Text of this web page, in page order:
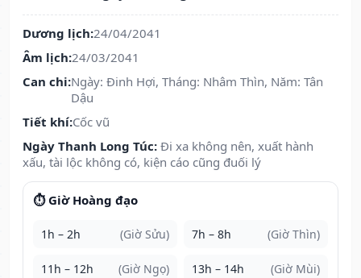
Dương lịch:24/04/2041
Âm lịch:24/03/2041
Can chi:Ngày: Đinh Hợi, Tháng: Nhâm Thìn, Năm: Tân
Dậu
Tiết khí:Cốc vũ
Ngày Thanh Long Túc: Đi xa không nên, xuất hành
xấu, tài lộc không có, kiện cáo cũng đuối lý
⏱️ Giờ Hoàng đạo
1h – 2h (Giờ Sửu) 7h – 8h (Giờ Thìn)
11h – 12h (Giờ Ngọ) 13h – 14h (Giờ Mùi)